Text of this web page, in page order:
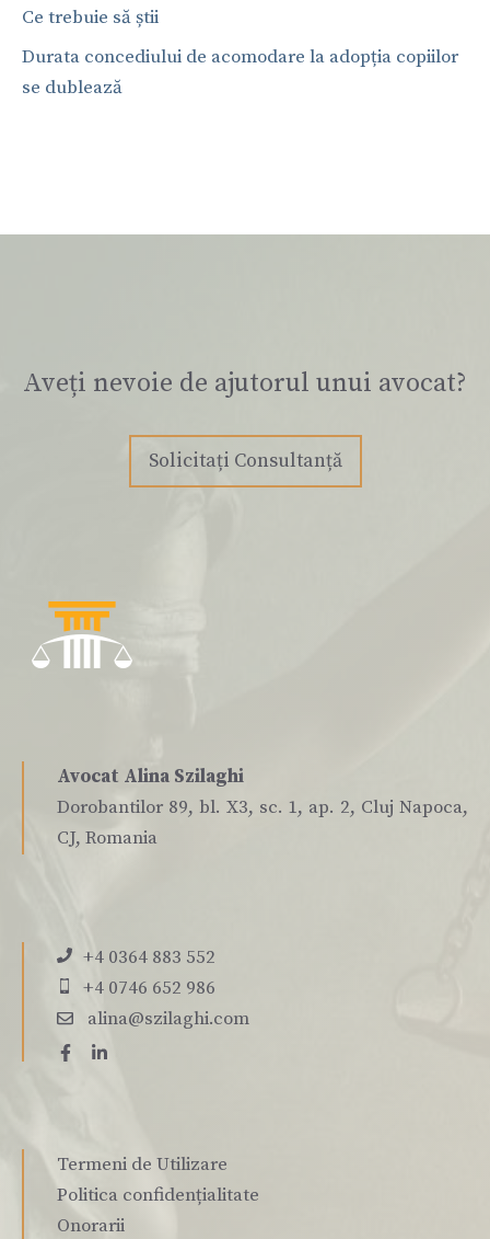
Ce trebuie să știi
Durata concediului de acomodare la adopția copiilor
se dublează
Aveți nevoie de ajutorul unui avocat?
Solicitați Consultanță
Avocat Alina Szilaghi
Dorobantilor 89, bl. X3, sc. 1, ap. 2, Cluj Napoca,
CJ, Romania
+4 0364 883 552
+4 0746 652 986
alina@szilaghi.com
Termeni de Utilizare
Politica confidențialitate
Onorarii